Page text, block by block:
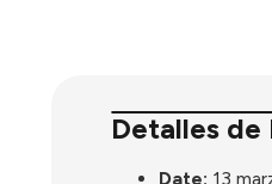
Detalles de
Date: 13